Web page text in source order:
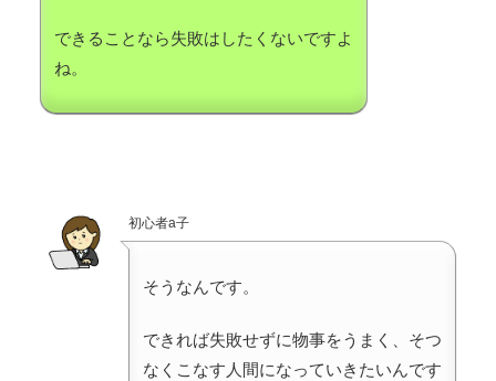
できることなら失敗はしたくないですよ
ね。
初心者a子
そうなんです。
できれば失敗せずに物事をうまく、そつ
なくこなす人間になっていきたいんです